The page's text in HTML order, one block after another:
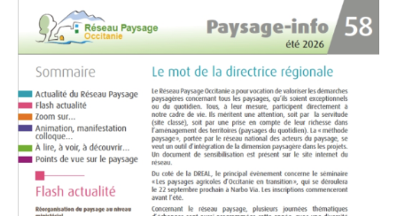
Réinitialiser